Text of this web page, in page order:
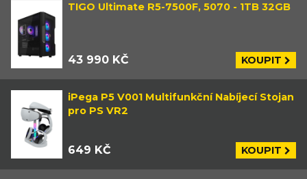
TIGO Ultimate R5-7500F, 5070 - 1TB 32GB
43 990 KČ KOUPIT
iPega P5 V001 Multifunkční Nabíjecí Stojan
pro PS VR2
649 KČ KOUPIT